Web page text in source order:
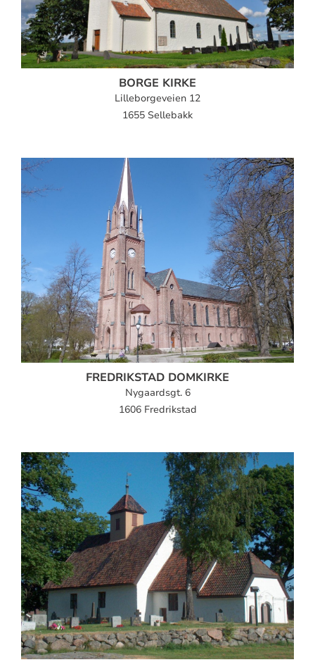
BORGE KIRKE
Lilleborgeveien 12
1655 Sellebakk
FREDRIKSTAD DOMKIRKE
Nygaardsgt. 6
1606 Fredrikstad